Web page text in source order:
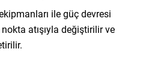
ile güç devresi
atışıyla değiştirilir ve